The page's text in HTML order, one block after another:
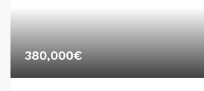
380,000€